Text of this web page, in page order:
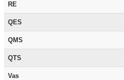
RE
QES
QMS
QTS
Vas